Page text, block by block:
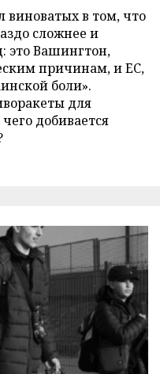
в том, что
сложнее и
это Вашингтон,
причинам, и ЕС,
боли».
для
добивается